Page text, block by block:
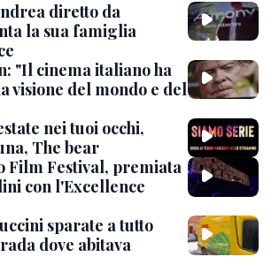
diretto da
la sua famiglia
"Il cinema italiano ha
visione del mondo e del
nei tuoi occhi,
The bear
Film Festival, premiata
con l'Excellence
sparate a tutto
dove abitava